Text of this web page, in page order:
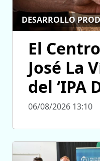
DESARROLLO
El
José La
del ‘IPA
06/08/2026 13:10